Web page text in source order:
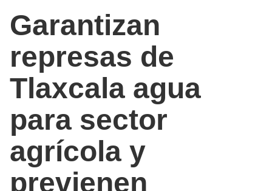
Garantizan
represas de
Tlaxcala agua
para sector
agrícola y
previenen